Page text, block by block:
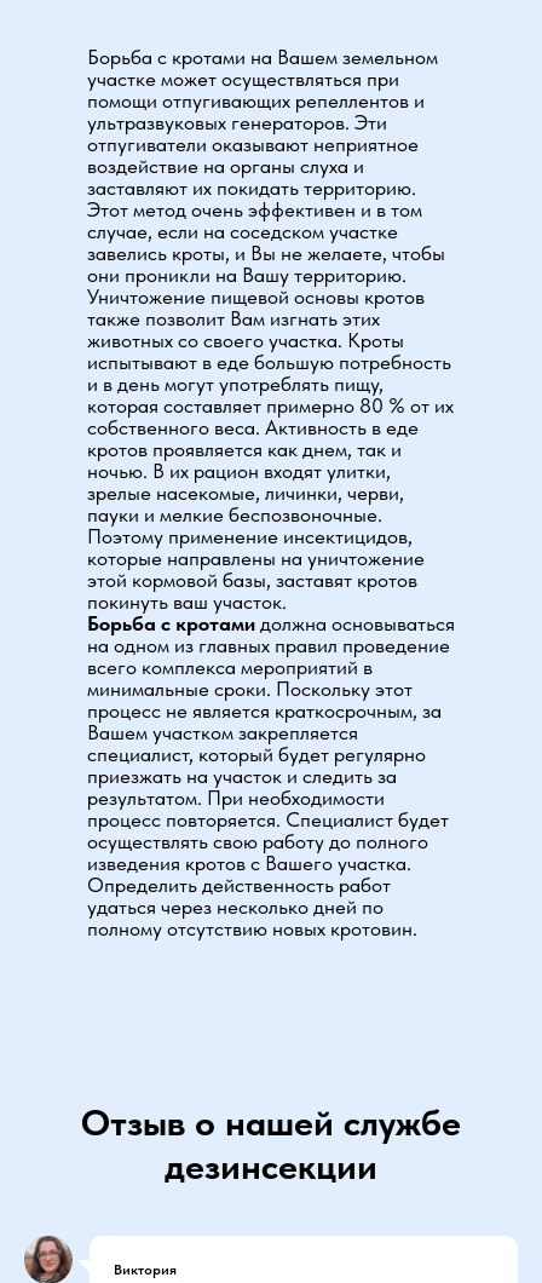
Борьба с кротами на Вашем земельном
участке может осуществляться при
помощи отпугивающих репеллентов и
ультразвуковых генераторов. Эти
отпугиватели оказывают неприятное
воздействие на органы слуха и
заставляют их покидать территорию.
Этот метод очень эффективен и в том
случае, если на соседском участке
завелись кроты, и Вы не желаете, чтобы
они проникли на Вашу территорию.
Уничтожение пищевой основы кротов
также позволит Вам изгнать этих
животных со своего участка. Кроты
испытывают в еде большую потребность
и в день могут употреблять пищу,
которая составляет примерно 80 % от их
собственного веса. Активность в еде
кротов проявляется как днем, так и
ночью. В их рацион входят улитки,
зрелые насекомые, личинки, черви,
пауки и мелкие беспозвоночные.
Поэтому применение инсектицидов,
которые направлены на уничтожение
этой кормовой базы, заставят кротов
покинуть ваш участок.
Борьба с кротами должна основываться
на одном из главных правил проведение
всего комплекса мероприятий в
минимальные сроки. Поскольку этот
процесс не является краткосрочным, за
Вашем участком закрепляется
специалист, который будет регулярно
приезжать на участок и следить за
результатом. При необходимости
процесс повторяется. Специалист будет
осуществлять свою работу до полного
изведения кротов с Вашего участка.
Определить действенность работ
удаться через несколько дней по
полному отсутствию новых кротовин.
Отзыв о нашей службе
дезинсекции
Виктория